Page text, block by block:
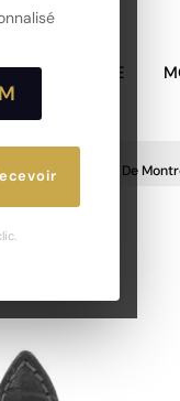
HOMME
Bracelet De